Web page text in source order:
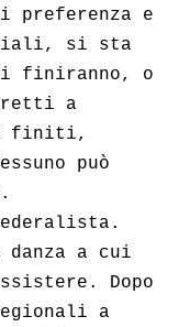
preferenza e
si sta
finiranno, o
a
finiti,
può
a cui
Dopo
a